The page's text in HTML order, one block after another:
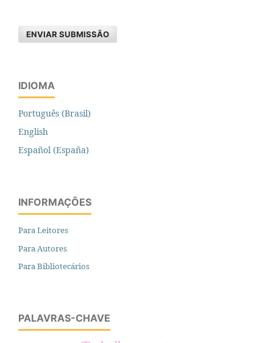
ENVIAR SUBMISSÃO
IDIOMA
Português (Brasil)
English
Español (España)
INFORMAÇÕES
Para Leitores
Para Autores
Para Bibliotecários
PALAVRAS-CHAVE